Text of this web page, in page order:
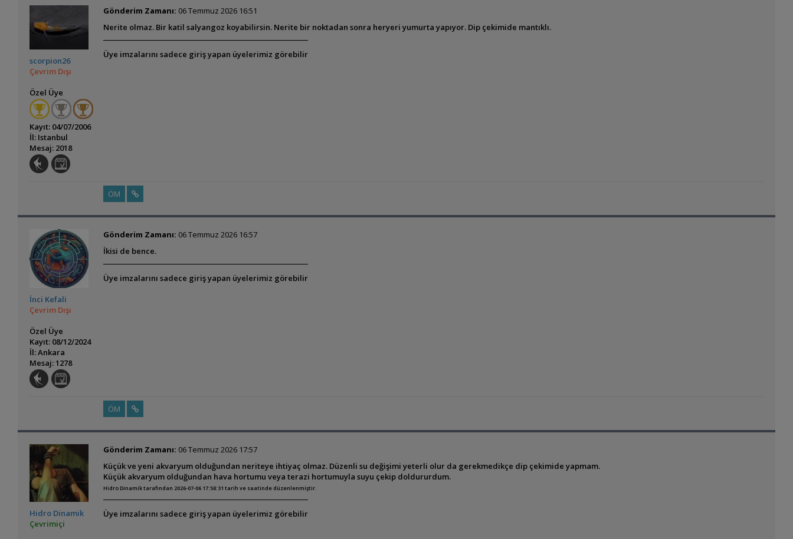
scorpion26
Çevrim Dışı
Özel Üye
Kayıt: 04/07/2006
İl: Istanbul
Mesaj: 2018
Gönderim Zamanı: 06 Temmuz 2026 16:51
Nerite olmaz. Bir katil salyangoz koyabilirsin. Nerite bir noktadan sonra heryeri yumurta yapıyor. Dip çekimide mantıklı.
Üye imzalarını sadece giriş yapan üyelerimiz görebilir
ÖM
İnci Kefali
Çevrim Dışı
Özel Üye
Kayıt: 08/12/2024
İl: Ankara
Mesaj: 1278
Gönderim Zamanı: 06 Temmuz 2026 16:57
İkisi de bence.
Üye imzalarını sadece giriş yapan üyelerimiz görebilir
ÖM
Hidro Dinamik
Çevrimiçi
Gönderim Zamanı: 06 Temmuz 2026 17:57
Küçük ve yeni akvaryum olduğundan neriteye ihtiyaç olmaz. Düzenli su değişimi yeterli olur da gerekmedikçe dip çekimide yapmam.
Küçük akvaryum olduğundan hava hortumu veya terazi hortumuyla suyu çekip doldururdum.
Hidro Dinamik tarafından 2026-07-06 17:58:31 tarih ve saatinde düzenlenmiştir.
Üye imzalarını sadece giriş yapan üyelerimiz görebilir